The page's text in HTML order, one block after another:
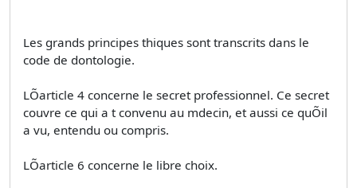
Les grands principes thiques sont transcrits dans le
code de dontologie.
LÕarticle 4 concerne le secret professionnel. Ce secret
couvre ce qui a t convenu au mdecin, et aussi ce quÕil
a vu, entendu ou compris.
LÕarticle 6 concerne le libre choix.